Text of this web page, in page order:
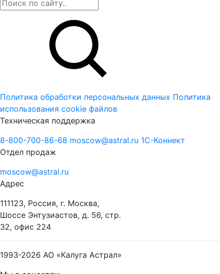
Политика обработки персональных данных Политика
использования cookie файлов
Техническая поддержка
8-800-700-86-68 moscow@astral.ru 1С-Коннект
Отдел продаж
moscow@astral.ru
Адрес
111123, Россия, г. Москва,
Шоссе Энтузиастов, д. 56, стр.
32, офис 224
1993-2026 АО «Калуга Астрал»